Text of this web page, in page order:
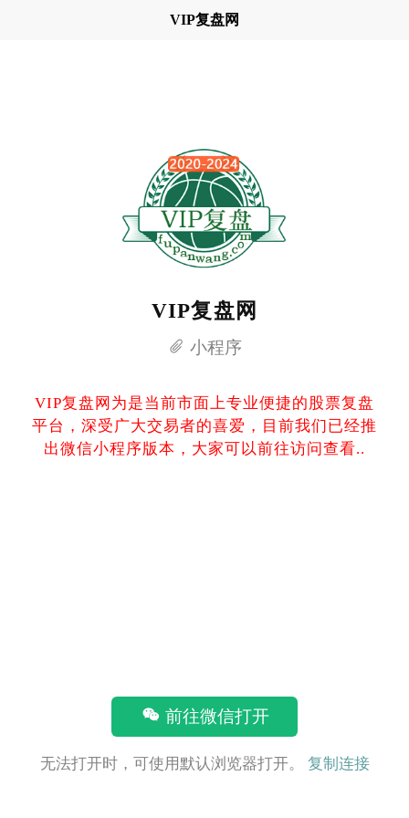
VIP复盘网
VIP复盘网
小程序
VIP复盘网为是当前市面上专业便捷的股票复盘
平台，深受广大交易者的喜爱，目前我们已经推
出微信小程序版本，大家可以前往访问查看..
前往微信打开
无法打开时，可使用默认浏览器打开。 复制连接